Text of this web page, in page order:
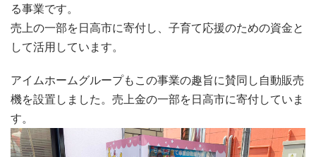
る事業です。
売上の一部を日高市に寄付し、子育て応援のための資金と
して活用しています。
アイムホームグループもこの事業の趣旨に賛同し自動販売
機を設置しました。売上金の一部を日高市に寄付していま
す。